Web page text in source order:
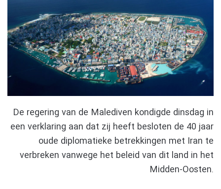
De regering van de Malediven kondigde dinsdag in
een verklaring aan dat zij heeft besloten de 40 jaar
oude diplomatieke betrekkingen met Iran te
verbreken vanwege het beleid van dit land in het
Midden-Oosten.